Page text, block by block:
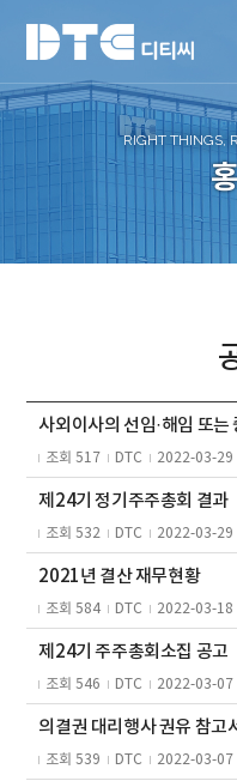
RIGHT THINGS,
사외이사의 선임·해임 또는
조회 517 DTC 2022-03-29
제24기 정기주주총회 결과
조회 532 DTC 2022-03-29
2021년 결산 재무현황
조회 584 DTC 2022-03-18
제24기 주주총회소집 공고
조회 546 DTC 2022-03-07
의결권 대리행사 권유 참고
조회 539 DTC 2022-03-07